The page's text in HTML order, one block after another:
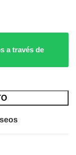
a través de